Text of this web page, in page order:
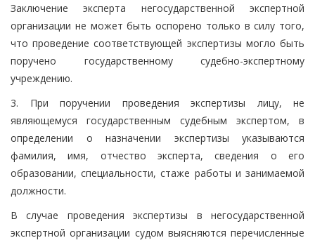
Заключение эксперта негосударственной экспертной
организации не может быть оспорено только в силу того,
что проведение соответствующей экспертизы могло быть
поручено государственному судебно-экспертному
учреждению.
3. При поручении проведения экспертизы лицу, не
являющемуся государственным судебным экспертом, в
определении о назначении экспертизы указываются
фамилия, имя, отчество эксперта, сведения о его
образовании, специальности, стаже работы и занимаемой
должности.
В случае проведения экспертизы в негосударственной
экспертной организации судом выясняются перечисленные